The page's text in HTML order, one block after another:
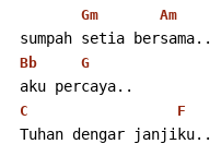
Gm Am
sumpah setia bersama..
Bb G
aku percaya..
C F
Tuhan dengar janjiku..